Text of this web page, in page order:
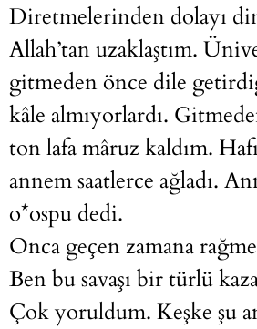
Diretmelerinden dolayı
Allah’tan uzaklaştım.
gitmeden önce dile
kâle almıyorlardı.
ton lafa mâruz kaldım.
annem saatlerce ağladı.
o*ospu dedi.
Onca geçen zamana
Ben bu savaşı bir türlü
Çok yoruldum. Keşke şu